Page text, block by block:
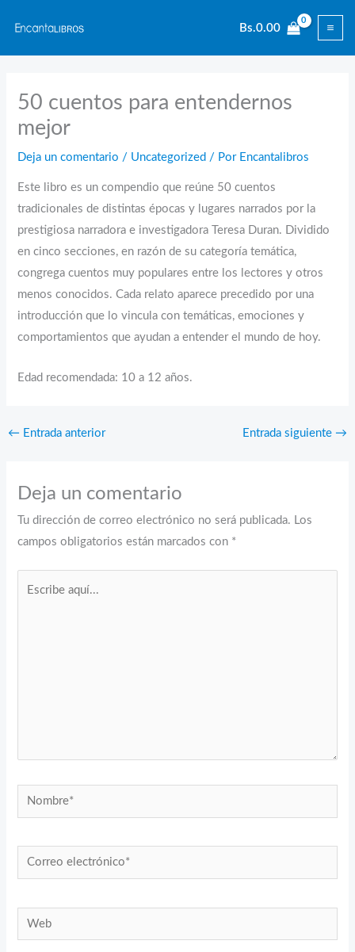
contenido
Bs.0.00
50 cuentos para entendernos
mejor
Deja un comentario / Uncategorized / Por Encantalibros
Este libro es un compendio que reúne 50 cuentos
tradicionales de distintas épocas y lugares narrados por la
prestigiosa narradora e investigadora Teresa Duran. Dividido
en cinco secciones, en razón de su categoría temática,
congrega cuentos muy populares entre los lectores y otros
menos conocidos. Cada relato aparece precedido por una
introducción que lo vincula con temáticas, emociones y
comportamientos que ayudan a entender el mundo de hoy.
Edad recomendada: 10 a 12 años.
← Entrada anterior Entrada siguiente →
Deja un comentario
Tu dirección de correo electrónico no será publicada. Los
campos obligatorios están marcados con *
Nombre*
Correo
electrónico*
Web